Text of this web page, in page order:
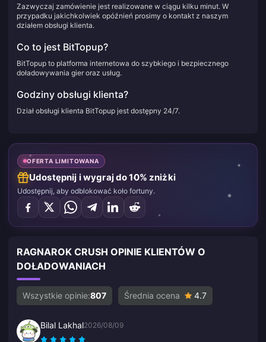
Zazwyczaj zamówienie jest realizowane w ciągu kilku minut. W
przypadku jakichkolwiek opóźnień prosimy o kontakt z naszym
działem obsługi klienta.
Co to jest BitTopup?
BitTopup to platforma internetowa do szybkiego i bezpiecznego
doładowywania gier oraz usług.
Godziny obsługi klienta?
Dział obsługi klienta BitTopup jest dostępny 24/7.
OFERTA LIMITOWANA
Udostępnij i wygraj do 10% zniżki
Udostępnij, aby odblokować koło fortuny.
RAGNAROK CRUSH OPINIE KLIENTÓW O
DOŁADOWANIACH
Wszystkie opinie:807 Średnia ocena 4.7
Bilal Lakhal2026/08/09